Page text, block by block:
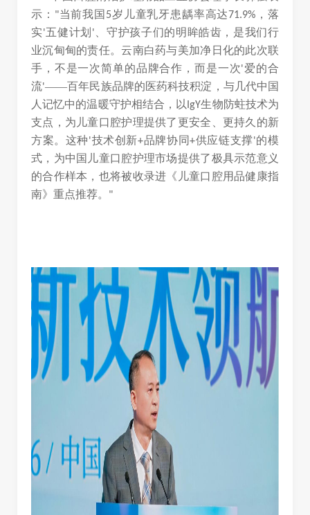
示： "当前我国 5岁儿童乳牙患龋率高达71.9% ，落
实'五健计划 ' 、守护孩子们的明眸皓齿，是我们行
业沉甸甸的责任。云南白药与美加净日化的此次联
手，不是一次简单的品牌合作，而是一次'爱的合
流'——百年民族品牌的医药科技积淀，与几代中国
人记忆中的温暖守护相结合，以 IgY生物防蛀技术为
支点，为儿童口腔护理提供了更安全、更持久的新
方案。这种'技术创新+品牌协同+供应链支撑'的模
式，为中国儿童口腔护理市场提供了极具示范意义
的合作样本，也将被收录进《儿童口腔用品健康指
南》重点推荐。 "